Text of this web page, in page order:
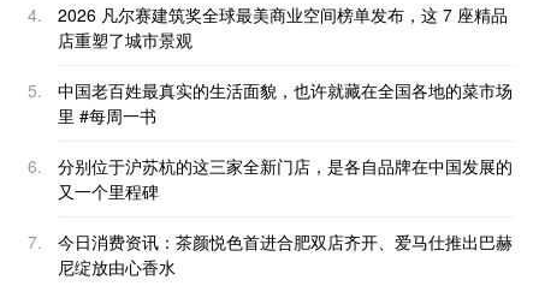
4.
2026 凡尔赛建筑奖全球最美商业空间榜单发布，这 7 座精品
店重塑了城市景观
5.
中国老百姓最真实的生活面貌，也许就藏在全国各地的菜市场
里 #每周一书
6.
分别位于沪苏杭的这三家全新门店，是各自品牌在中国发展的
又一个里程碑
7.
今日消费资讯：茶颜悦色首进合肥双店齐开、爱马仕推出巴赫
尼绽放由心香水